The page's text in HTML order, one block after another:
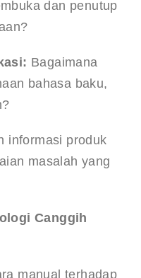
dan penutup
Bagaimana
bahasa baku,
informasi produk
masalah yang
Canggih
manual terhadap